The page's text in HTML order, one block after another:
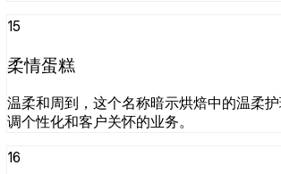
15
柔情蛋糕
温柔和周到，这个名称暗示烘焙中的温柔
调个性化和客户关怀的业务。
16